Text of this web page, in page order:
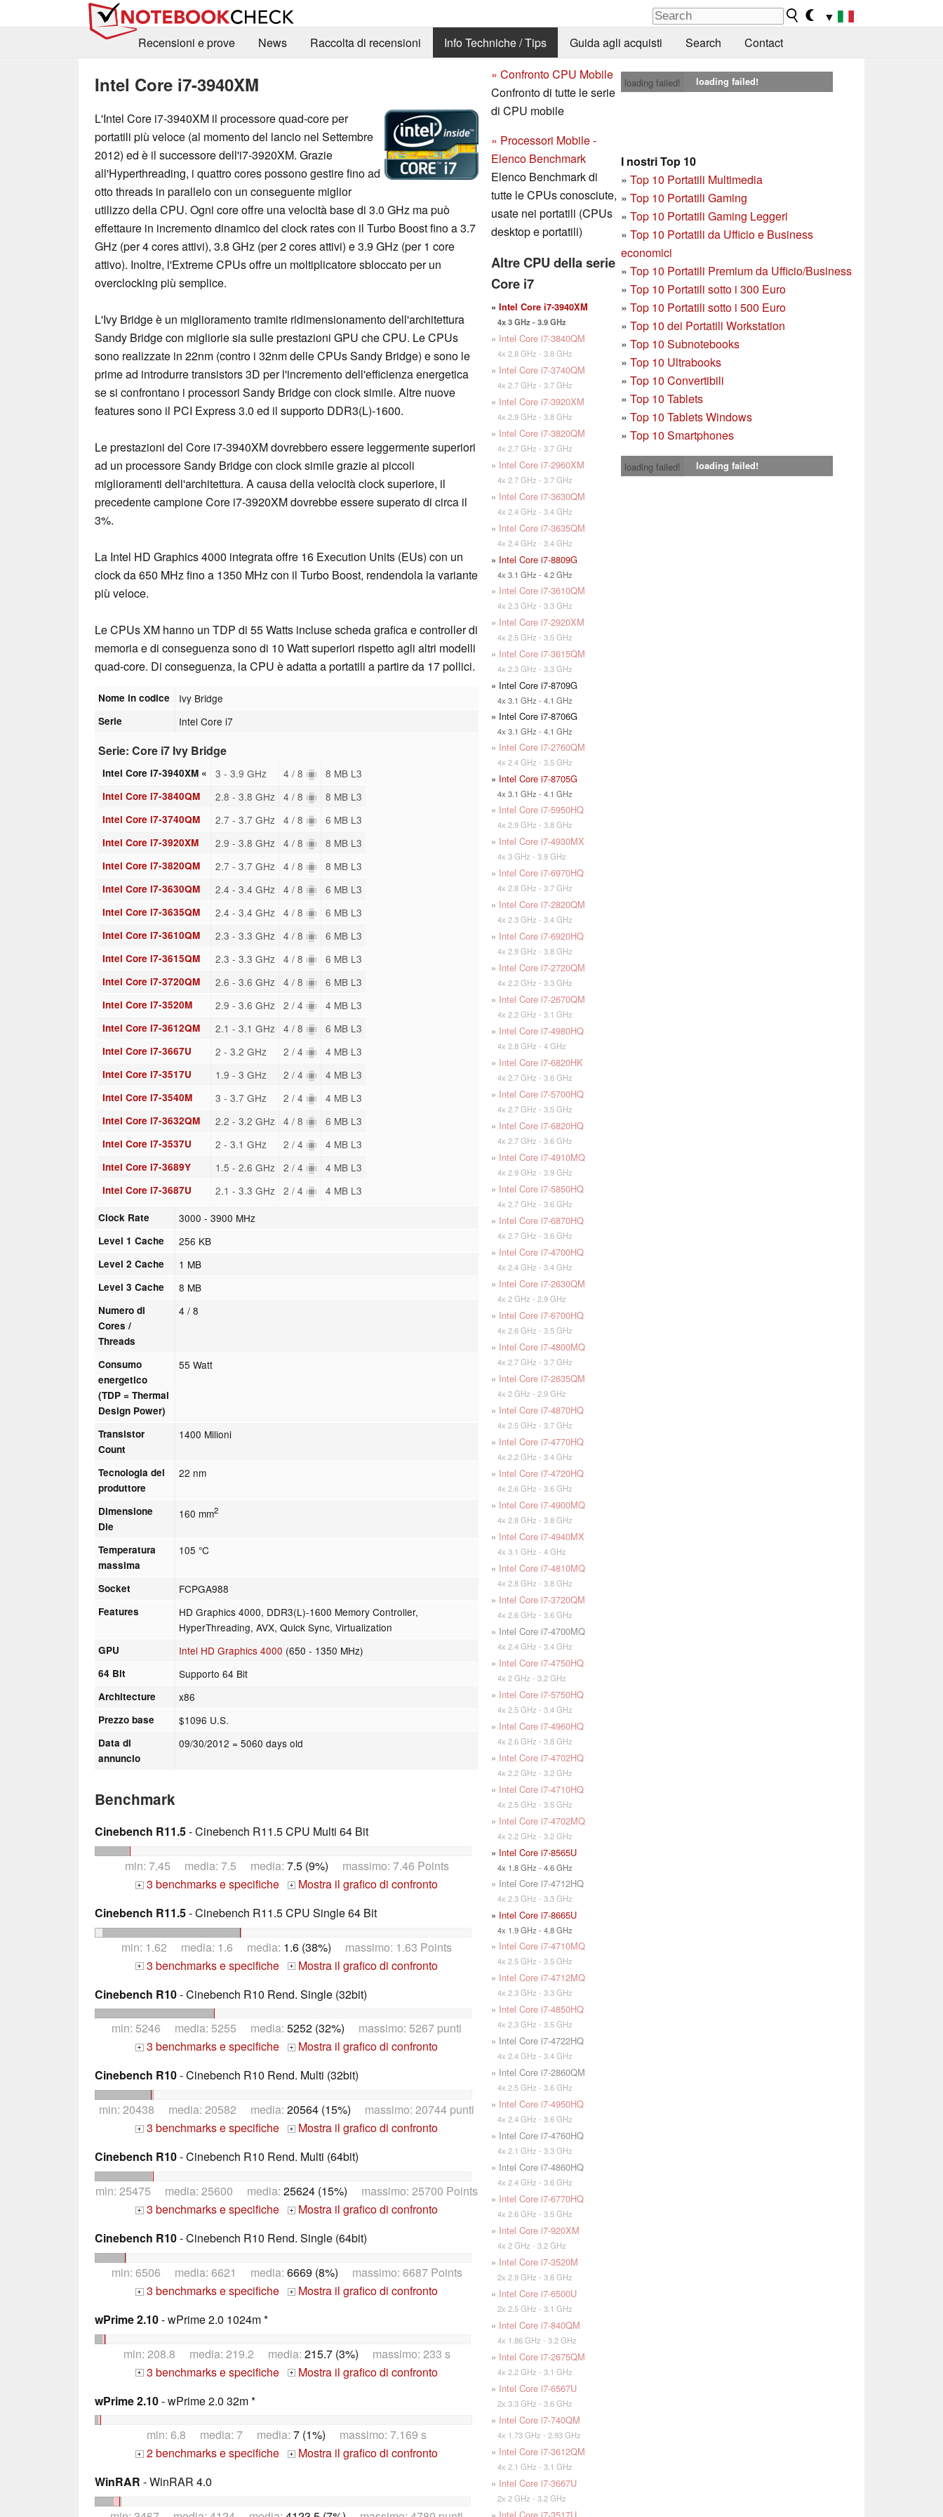
▼
Recensioni e prove
News Raccolta di recensioni Info Techniche / Tips Guida agli acquisti Search Contact
Intel Core i7-3940XM
L'Intel Core i7-3940XM il processore quad-core per
portatili più veloce (al momento del lancio nel Settembre
2012) ed è il successore dell'i7-3920XM. Grazie
all'Hyperthreading, i quattro cores possono gestire fino ad
otto threads in parallelo con un conseguente miglior
utilizzo della CPU. Ogni core offre una velocità base di 3.0 GHz ma può
effettaure in incremento dinamico del clock rates con il Turbo Boost fino a 3.7
GHz (per 4 cores attivi), 3.8 GHz (per 2 cores attivi) e 3.9 GHz (per 1 core
attivo). Inoltre, l'Extreme CPUs offre un moltiplicatore sbloccato per un
overclocking più semplice.
L'Ivy Bridge è un miglioramento tramite ridimensionamento dell'architettura
Sandy Bridge con migliorie sia sulle prestazioni GPU che CPU. Le CPUs
sono realizzate in 22nm (contro i 32nm delle CPUs Sandy Bridge) e sono le
prime ad introdurre transistors 3D per l'incremento dell'efficienza energetica
se si confrontano i processori Sandy Bridge con clock simile. Altre nuove
features sono il PCI Express 3.0 ed il supporto DDR3(L)-1600.
Le prestazioni del Core i7-3940XM dovrebbero essere leggermente superiori
ad un processore Sandy Bridge con clock simile grazie ai piccoli
miglioramenti dell'architettura. A causa della velocità clock superiore, il
precedente campione Core i7-3920XM dovrebbe essere superato di circa il
3%.
La Intel HD Graphics 4000 integrata offre 16 Execution Units (EUs) con un
clock da 650 MHz fino a 1350 MHz con il Turbo Boost, rendendola la variante
più veloce.
Le CPUs XM hanno un TDP di 55 Watts incluse scheda grafica e controller di
memoria e di conseguenza sono di 10 Watt superiori rispetto agli altri modelli
quad-core. Di conseguenza, la CPU è adatta a portatili a partire da 17 pollici.
Nome in codice Ivy Bridge
Serie Intel Core i7
Serie: Core i7 Ivy Bridge
Intel Core i7-3940XM « 3 - 3.9 GHz 4 / 8 8 MB L3
Intel Core i7-3840QM 2.8 - 3.8 GHz 4 / 8 8 MB L3
Intel Core i7-3740QM 2.7 - 3.7 GHz 4 / 8 6 MB L3
Intel Core i7-3920XM 2.9 - 3.8 GHz 4 / 8 8 MB L3
Intel Core i7-3820QM 2.7 - 3.7 GHz 4 / 8 8 MB L3
Intel Core i7-3630QM 2.4 - 3.4 GHz 4 / 8 6 MB L3
Intel Core i7-3635QM 2.4 - 3.4 GHz 4 / 8 6 MB L3
Intel Core i7-3610QM 2.3 - 3.3 GHz 4 / 8 6 MB L3
Intel Core i7-3615QM 2.3 - 3.3 GHz 4 / 8 6 MB L3
Intel Core i7-3720QM 2.6 - 3.6 GHz 4 / 8 6 MB L3
Intel Core i7-3520M 2.9 - 3.6 GHz 2 / 4 4 MB L3
Intel Core i7-3612QM 2.1 - 3.1 GHz 4 / 8 6 MB L3
Intel Core i7-3667U 2 - 3.2 GHz 2 / 4 4 MB L3
Intel Core i7-3517U 1.9 - 3 GHz 2 / 4 4 MB L3
Intel Core i7-3540M 3 - 3.7 GHz 2 / 4 4 MB L3
Intel Core i7-3632QM 2.2 - 3.2 GHz 4 / 8 6 MB L3
Intel Core i7-3537U 2 - 3.1 GHz 2 / 4 4 MB L3
Intel Core i7-3689Y 1.5 - 2.6 GHz 2 / 4 4 MB L3
Intel Core i7-3687U 2.1 - 3.3 GHz 2 / 4 4 MB L3
Clock Rate 3000 - 3900 MHz
Level 1 Cache 256 KB
Level 2 Cache 1 MB
Level 3 Cache 8 MB
Numero di
Cores /
Threads
4 / 8
Consumo
energetico
(TDP = Thermal
Design Power)
55 Watt
Transistor
Count
1400 Milioni
Tecnologia del
produttore
22 nm
Dimensione
Die
160 mm2
Temperatura
massima
105 °C
Socket FCPGA988
Features
HD Graphics 4000, DDR3(L)-1600 Memory Controller,
HyperThreading, AVX, Quick Sync, Virtualization
GPU Intel HD Graphics 4000 (650 - 1350 MHz)
64 Bit Supporto 64 Bit
Architecture x86
Prezzo base $1096 U.S.
Data di
annuncio
09/30/2012 = 5060 days old
Benchmark
Cinebench R11.5- Cinebench R11.5 CPU Multi 64 Bit
min: 7.45 media: 7.5 media: 7.5 (9%) massimo: 7.46 Points
+ 3 benchmarks e specifiche +
Mostra il grafico di confronto
Cinebench R11.5- Cinebench R11.5 CPU Single 64 Bit
min: 1.62 media: 1.6 media: 1.6 (38%) massimo: 1.63 Points
+ 3 benchmarks e specifiche +
Mostra il grafico di confronto
Cinebench R10- Cinebench R10 Rend. Single (32bit)
min: 5246 media: 5255 media: 5252 (32%) massimo: 5267 punti
+ 3 benchmarks e specifiche +
Mostra il grafico di confronto
Cinebench R10- Cinebench R10 Rend. Multi (32bit)
min: 20438 media: 20582 media: 20564 (15%) massimo: 20744 punti
+ 3 benchmarks e specifiche +
Mostra il grafico di confronto
Cinebench R10- Cinebench R10 Rend. Multi (64bit)
min: 25475 media: 25600 media: 25624 (15%) massimo: 25700 Points
+ 3 benchmarks e specifiche +
Mostra il grafico di confronto
Cinebench R10- Cinebench R10 Rend. Single (64bit)
min: 6506 media: 6621 media: 6669 (8%) massimo: 6687 Points
+ 3 benchmarks e specifiche +
Mostra il grafico di confronto
wPrime 2.10- wPrime 2.0 1024m *
min: 208.8 media: 219.2 media: 215.7 (3%) massimo: 233 s
+ 3 benchmarks e specifiche +
Mostra il grafico di confronto
wPrime 2.10- wPrime 2.0 32m *
min: 6.8 media: 7 media: 7 (1%) massimo: 7.169 s
+ 2 benchmarks e specifiche +
Mostra il grafico di confronto
WinRAR - WinRAR 4.0
» Confronto CPU Mobile
Confronto di tutte le serie
di CPU mobile
» Processori Mobile -
Elenco Benchmark
Elenco Benchmark di
tutte le CPUs conosciute,
usate nei portatili (CPUs
desktop e portatili)
Altre CPU della serie
Core i7
» Intel Core i7-3940XM
4x 3 GHz - 3.9 GHz
» Intel Core i7-3840QM
4x 2.8 GHz - 3.8 GHz
» Intel Core i7-3740QM
4x 2.7 GHz - 3.7 GHz
» Intel Core i7-3920XM
4x 2.9 GHz - 3.8 GHz
» Intel Core i7-3820QM
4x 2.7 GHz - 3.7 GHz
» Intel Core i7-2960XM
4x 2.7 GHz - 3.7 GHz
» Intel Core i7-3630QM
4x 2.4 GHz - 3.4 GHz
» Intel Core i7-3635QM
4x 2.4 GHz - 3.4 GHz
» Intel Core i7-8809G
4x 3.1 GHz - 4.2 GHz
» Intel Core i7-3610QM
4x 2.3 GHz - 3.3 GHz
» Intel Core i7-2920XM
4x 2.5 GHz - 3.5 GHz
» Intel Core i7-3615QM
4x 2.3 GHz - 3.3 GHz
» Intel Core i7-8709G
4x 3.1 GHz - 4.1 GHz
» Intel Core i7-8706G
4x 3.1 GHz - 4.1 GHz
» Intel Core i7-2760QM
4x 2.4 GHz - 3.5 GHz
» Intel Core i7-8705G
4x 3.1 GHz - 4.1 GHz
» Intel Core i7-5950HQ
4x 2.9 GHz - 3.8 GHz
» Intel Core i7-4930MX
4x 3 GHz - 3.9 GHz
» Intel Core i7-6970HQ
4x 2.8 GHz - 3.7 GHz
» Intel Core i7-2820QM
4x 2.3 GHz - 3.4 GHz
» Intel Core i7-6920HQ
4x 2.9 GHz - 3.8 GHz
» Intel Core i7-2720QM
4x 2.2 GHz - 3.3 GHz
» Intel Core i7-2670QM
4x 2.2 GHz - 3.1 GHz
» Intel Core i7-4980HQ
4x 2.8 GHz - 4 GHz
» Intel Core i7-6820HK
4x 2.7 GHz - 3.6 GHz
» Intel Core i7-5700HQ
4x 2.7 GHz - 3.5 GHz
» Intel Core i7-6820HQ
4x 2.7 GHz - 3.6 GHz
» Intel Core i7-4910MQ
4x 2.9 GHz - 3.9 GHz
» Intel Core i7-5850HQ
4x 2.7 GHz - 3.6 GHz
» Intel Core i7-6870HQ
4x 2.7 GHz - 3.6 GHz
» Intel Core i7-4700HQ
4x 2.4 GHz - 3.4 GHz
» Intel Core i7-2630QM
4x 2 GHz - 2.9 GHz
» Intel Core i7-6700HQ
4x 2.6 GHz - 3.5 GHz
» Intel Core i7-4800MQ
4x 2.7 GHz - 3.7 GHz
» Intel Core i7-2635QM
4x 2 GHz - 2.9 GHz
» Intel Core i7-4870HQ
4x 2.5 GHz - 3.7 GHz
» Intel Core i7-4770HQ
4x 2.2 GHz - 3.4 GHz
» Intel Core i7-4720HQ
4x 2.6 GHz - 3.6 GHz
» Intel Core i7-4900MQ
4x 2.8 GHz - 3.8 GHz
» Intel Core i7-4940MX
4x 3.1 GHz - 4 GHz
» Intel Core i7-4810MQ
4x 2.8 GHz - 3.8 GHz
» Intel Core i7-3720QM
4x 2.6 GHz - 3.6 GHz
» Intel Core i7-4700MQ
4x 2.4 GHz - 3.4 GHz
» Intel Core i7-4750HQ
4x 2 GHz - 3.2 GHz
» Intel Core i7-5750HQ
4x 2.5 GHz - 3.4 GHz
» Intel Core i7-4960HQ
4x 2.6 GHz - 3.8 GHz
» Intel Core i7-4702HQ
4x 2.2 GHz - 3.2 GHz
» Intel Core i7-4710HQ
4x 2.5 GHz - 3.5 GHz
» Intel Core i7-4702MQ
4x 2.2 GHz - 3.2 GHz
» Intel Core i7-8565U
4x 1.8 GHz - 4.6 GHz
» Intel Core i7-4712HQ
4x 2.3 GHz - 3.3 GHz
» Intel Core i7-8665U
4x 1.9 GHz - 4.8 GHz
» Intel Core i7-4710MQ
4x 2.5 GHz - 3.5 GHz
» Intel Core i7-4712MQ
4x 2.3 GHz - 3.3 GHz
» Intel Core i7-4850HQ
4x 2.3 GHz - 3.5 GHz
» Intel Core i7-4722HQ
4x 2.4 GHz - 3.4 GHz
» Intel Core i7-2860QM
4x 2.5 GHz - 3.6 GHz
» Intel Core i7-4950HQ
4x 2.4 GHz - 3.6 GHz
» Intel Core i7-4760HQ
4x 2.1 GHz - 3.3 GHz
» Intel Core i7-4860HQ
4x 2.4 GHz - 3.6 GHz
» Intel Core i7-6770HQ
4x 2.6 GHz - 3.5 GHz
» Intel Core i7-920XM
4x 2 GHz - 3.2 GHz
» Intel Core i7-3520M
2x 2.9 GHz - 3.6 GHz
» Intel Core i7-6500U
2x 2.5 GHz - 3.1 GHz
» Intel Core i7-840QM
4x 1.86 GHz - 3.2 GHz
» Intel Core i7-2675QM
4x 2.2 GHz - 3.1 GHz
» Intel Core i7-6567U
2x 3.3 GHz - 3.6 GHz
» Intel Core i7-740QM
4x 1.73 GHz - 2.93 GHz
» Intel Core i7-3612QM
4x 2.1 GHz - 3.1 GHz
» Intel Core i7-3667U
2x 2 GHz - 3.2 GHz
loading failed! loading failed!
I nostri Top 10
» Top 10 Portatili Multimedia
» Top 10 Portatili Gaming
» Top 10 Portatili Gaming Leggeri
» Top 10 Portatili da Ufficio e Business
economici
» Top 10 Portatili Premium da Ufficio/Business
» Top 10 Portatili sotto i 300 Euro
» Top 10 Portatili sotto i 500 Euro
» Top 10 dei Portatili Workstation
» Top 10 Subnotebooks
» Top 10 Ultrabooks
» Top 10 Convertibili
» Top 10 Tablets
» Top 10 Tablets Windows
» Top 10 Smartphones
loading failed! loading failed!